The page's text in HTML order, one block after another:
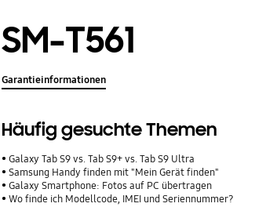
SM-T561
Garantieinformationen
Häufig gesuchte Themen
Galaxy Tab S9 vs. Tab S9+ vs. Tab S9 Ultra
Samsung Handy finden mit "Mein Gerät finden"
Galaxy Smartphone: Fotos auf PC übertragen
Wo finde ich Modellcode, IMEI und Seriennummer?